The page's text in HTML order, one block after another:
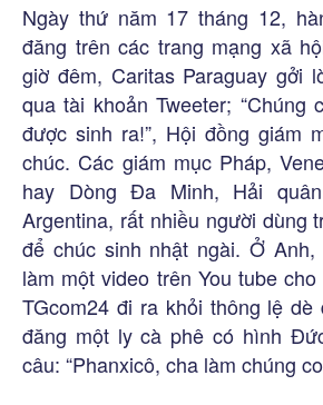
Ngày thứ năm 17 tháng 12,
đăng trên các trang mạng xã
giờ đêm, Caritas Paraguay gởi
qua tài khoản Tweeter; “Chúng
được sinh ra!”, Hội đồng giám
chúc. Các giám mục Pháp,
hay Dòng Đa Minh, Hải
Argentina, rất nhiều người dùng
để chúc sinh nhật ngài. Ở
làm một video trên You tube
TGcom24 đi ra khỏi thông lệ
đăng một ly cà phê có hình
câu: “Phanxicô, cha làm chúng